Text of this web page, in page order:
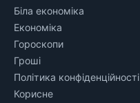
Біла економіка
Економіка
Гороскопи
Гроші
Політика конфіденційності
Корисне